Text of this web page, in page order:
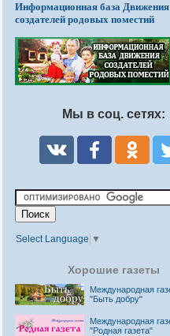
Информационная база Движения
создателей родовых поместий
Мы в соц. сетях:
Select Language ▼
Хорошие газеты
Международная
"Быть добру"
Международная
"Родная газета"